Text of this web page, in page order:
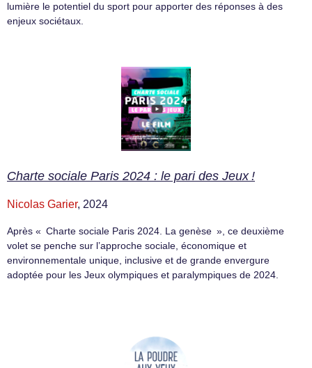
lumière le potentiel du sport pour apporter des réponses à des
enjeux sociétaux.
Charte sociale Paris 2024 : le pari des Jeux !
Nicolas Garier, 2024
Après « Charte sociale Paris 2024. La genèse », ce deuxième
volet se penche sur l’approche sociale, économique et
environnementale unique, inclusive et de grande envergure
adoptée pour les Jeux olympiques et paralympiques de 2024.